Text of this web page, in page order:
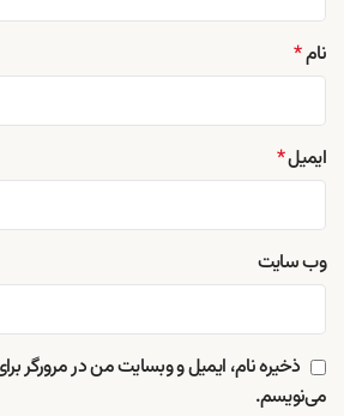
نام*
ایمیل*
وب‌ سایت
ذخیره نام، ایمیل و وبسایت من در مرورگر
می‌نویسم.